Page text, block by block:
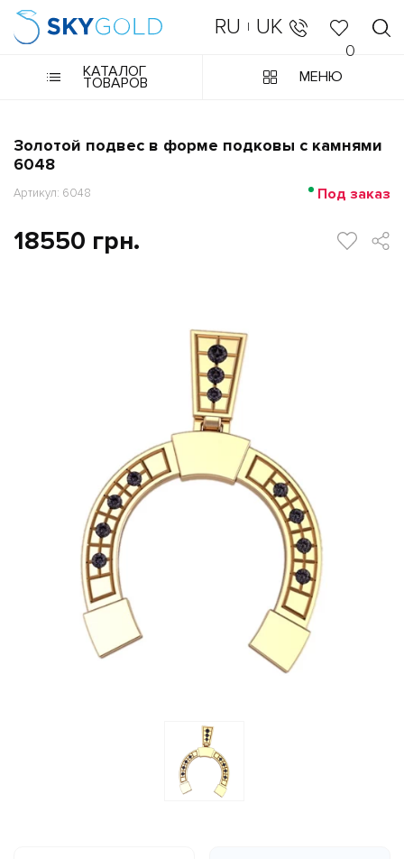
RU | UK
0
КАТАЛОГ
ТОВАРОВ МЕНЮ
Золотой подвес в форме подковы с камнями
6048
Артикул: 6048 Под заказ
18550 грн.